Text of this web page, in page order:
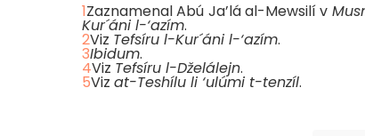
1Zaznamenal Abú Ja’lá al-Mewsilí v
Kur´áni l-‘azím.
2Viz Tefsíru l-Kur´áni l-‘azím.
3Ibidum.
4Viz Tefsíru l-Dželálejn.
5Viz at-Teshílu li ‘ulúmi t-tenzíl.